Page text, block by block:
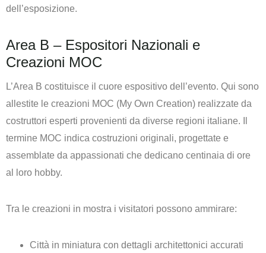
dell’esposizione.
Area B – Espositori Nazionali e
Creazioni MOC
L’Area B costituisce il cuore espositivo dell’evento. Qui sono
allestite le creazioni MOC (My Own Creation) realizzate da
costruttori esperti provenienti da diverse regioni italiane. Il
termine MOC indica costruzioni originali, progettate e
assemblate da appassionati che dedicano centinaia di ore
al loro hobby.
Tra le creazioni in mostra i visitatori possono ammirare:
Città in miniatura con dettagli architettonici accurati